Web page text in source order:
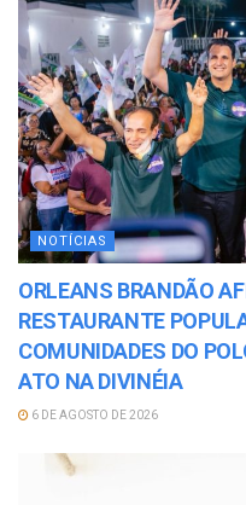
NOTÍCIAS
ORLEANS BRANDÃO
RESTAURANTE
COMUNIDADES DO
ATO NA DIVINÉIA
6 DE AGOSTO DE 2026